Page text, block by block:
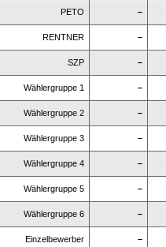
PETO –
RENTNER –
SZP –
Wählergruppe 1 –
Wählergruppe 2 –
Wählergruppe 3 –
Wählergruppe 4 –
Wählergruppe 5 –
Wählergruppe 6 –
Einzelbewerber –